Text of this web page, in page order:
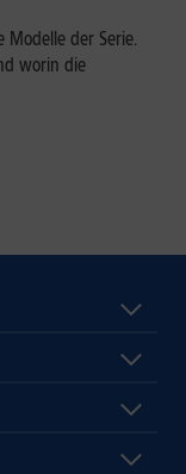
Modelle der Serie.
worin die